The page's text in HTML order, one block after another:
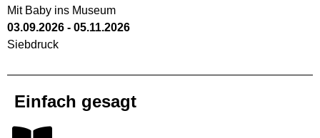
Mit Baby ins Museum
03.09.2026 - 05.11.2026
Siebdruck
Einfach gesagt